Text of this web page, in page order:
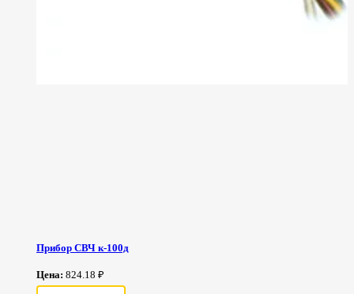
Прибор СВЧ к-100д
Цена:824.18 ₽